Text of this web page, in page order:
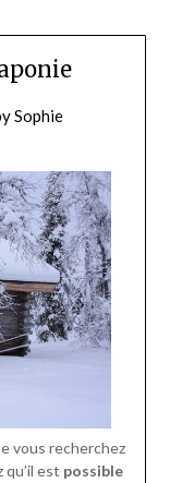
Sophie
vous recherchez
est possible